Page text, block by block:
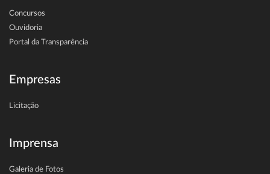
Concursos
Ouvidoria
Portal da Transparência
Empresas
Licitação
Imprensa
Galeria de Fotos